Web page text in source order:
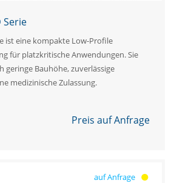
Serie
ist eine kompakte Low-Profile
für platzkritische Anwendungen. Sie
geringe Bauhöhe, zuverlässige
medizinische Zulassung.
Preis auf Anfrage
auf Anfrage